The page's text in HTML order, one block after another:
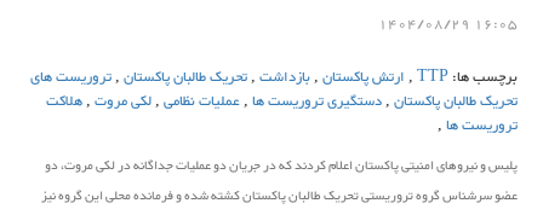
16:05 1404/08/29
برچسب ها:TTP
,ارتش پاکستان,بازداشت,تحریک طالبان پاکستان,تروریست های
تحریک طالبان پاکستان,دستگیری تروریست ها,عملیات نظامی,لکی مروت,هلاکت
تروریست ها,
پلیس و نیروهای امنیتی پاکستان اعلام کردند که در جریان دو عملیات جداگانه در لکی مروت، دو
عضو سرشناس گروه تروریستی تحریک طالبان پاکستان کشته شده و فرمانده محلی این گروه نیز